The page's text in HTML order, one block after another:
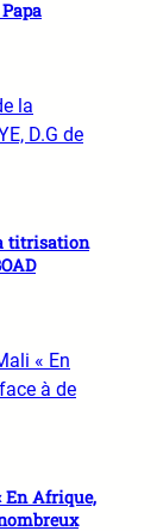
titrisation
En Afrique,